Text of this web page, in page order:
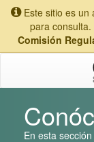
Este sitio es un
para
Comisión
En esta